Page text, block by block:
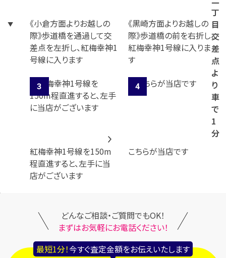
丁
目
交
差
点
よ
り
車
で
1
分
《小倉方面よりお越しの
際》歩道橋を通過して交
差点を左折し、紅梅幸神1
号線に入ります
《黒崎方面よりお越しの
際》歩道橋の前を右折し、
紅梅幸神1号線に入りま
す
紅梅幸神1号線を150m
程直進すると、左手に当
店がございます
こちらが当店です
どんなご相談・ご質問でもOK！
まずはお気軽にお電話ください！
最短1分！今すぐ査定金額をお伝えいたします